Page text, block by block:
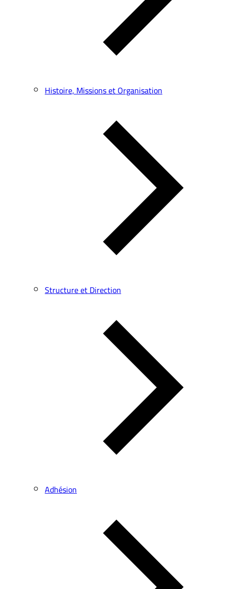
Histoire, Missions et Organisation
Structure et Direction
Adhésion